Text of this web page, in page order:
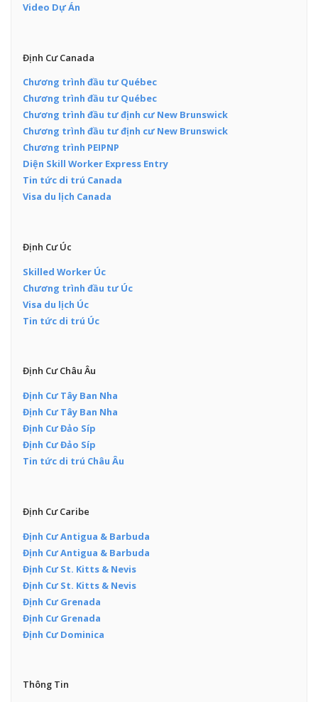
Video Dự Án
Định Cư Canada
Chương trình đầu tư Québec
Chương trình đầu tư Québec
Chương trình đầu tư định cư New Brunswick
Chương trình đầu tư định cư New Brunswick
Chương trình PEIPNP
Diện Skill Worker Express Entry
Tin tức di trú Canada
Visa du lịch Canada
Định Cư Úc
Skilled Worker Úc
Chương trình đầu tư Úc
Visa du lịch Úc
Tin tức di trú Úc
Định Cư Châu Âu
Định Cư Tây Ban Nha
Định Cư Tây Ban Nha
Định Cư Đảo Síp
Định Cư Đảo Síp
Tin tức di trú Châu Âu
Định Cư Caribe
Định Cư Antigua & Barbuda
Định Cư Antigua & Barbuda
Định Cư St. Kitts & Nevis
Định Cư St. Kitts & Nevis
Định Cư Grenada
Định Cư Grenada
Định Cư Dominica
Thông Tin